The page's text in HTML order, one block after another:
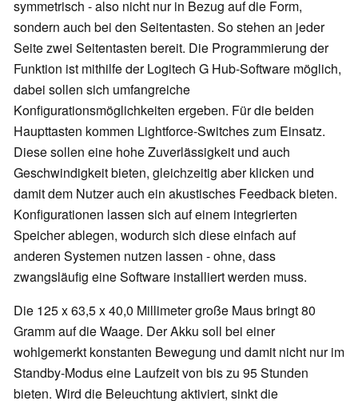
symmetrisch - also nicht nur in Bezug auf die Form,
sondern auch bei den Seitentasten. So stehen an jeder
Seite zwei Seitentasten bereit. Die Programmierung der
Funktion ist mithilfe der Logitech G Hub-Software möglich,
dabei sollen sich umfangreiche
Konfigurationsmöglichkeiten ergeben. Für die beiden
Haupttasten kommen Lightforce-Switches zum Einsatz.
Diese sollen eine hohe Zuverlässigkeit und auch
Geschwindigkeit bieten, gleichzeitig aber klicken und
damit dem Nutzer auch ein akustisches Feedback bieten.
Konfigurationen lassen sich auf einem integrierten
Speicher ablegen, wodurch sich diese einfach auf
anderen Systemen nutzen lassen - ohne, dass
zwangsläufig eine Software installiert werden muss.
Die 125 x 63,5 x 40,0 Millimeter große Maus bringt 80
Gramm auf die Waage. Der Akku soll bei einer
wohlgemerkt konstanten Bewegung und damit nicht nur im
Standby-Modus eine Laufzeit von bis zu 95 Stunden
bieten. Wird die Beleuchtung aktiviert, sinkt die